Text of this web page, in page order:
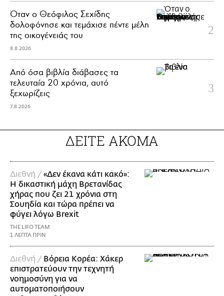
Όταν ο Θεόφιλος Σεχίδης
δολοφόνησε και τεμάχισε πέντε μέλη
της οικογένειάς του
8.8.2026
Από όσα βιβλία διάβασες τα
τελευταία 20 χρόνια, αυτό
ξεχωρίζεις
7.8.2026
ΔΕΙΤΕ ΑΚΟΜΑ
Διεθνή /«Δεν έκανα κάτι κακό»:
Η δικαστική μάχη Βρετανίδας
χήρας που ζει 21 χρόνια στη
Σουηδία και τώρα πρέπει να
φύγει λόγω Brexit
THE LIFO TEAM
1 ΛΕΠΤΑ ΠΡΙΝ
Διεθνή / Βόρεια Κορέα: Χάκερ
επιστρατεύουν την τεχνητή
νοημοσύνη για να
αυτοματοποιήσουν